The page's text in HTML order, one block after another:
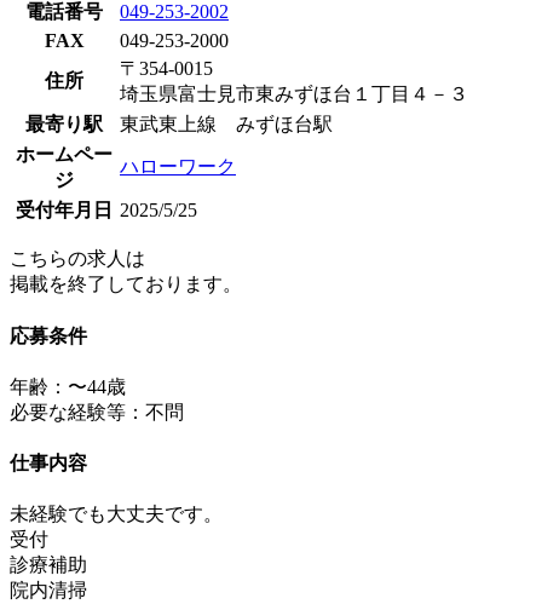
電話番号
049-253-2002
FAX
049-253-2000
住所
〒354-0015
埼玉県富士見市東みずほ台１丁目４－３
最寄り駅
東武東上線 みずほ台駅
ホームペー
ジ
ハローワーク
受付年月日 2025/5/25
こちらの求人は
掲載を終了しております。
応募条件
年齢：〜44歳
必要な経験等：不問
仕事内容
未経験でも大丈夫です。
受付
診療補助
院内清掃